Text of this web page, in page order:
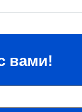
вами!